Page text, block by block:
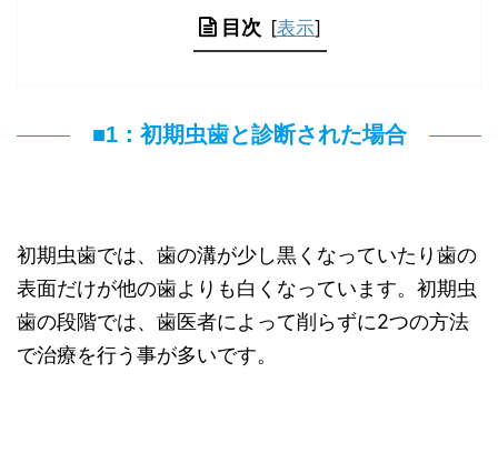
目次 [表示]
■1：初期虫歯と診断された場合
初期虫歯では、歯の溝が少し黒くなっていたり歯の
表面だけが他の歯よりも白くなっています。初期虫
歯の段階では、歯医者によって削らずに2つの方法
で治療を行う事が多いです。